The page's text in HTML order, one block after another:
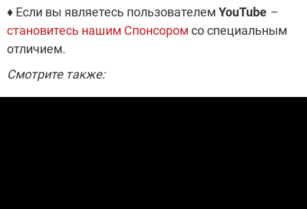
♦ Если вы являетесь пользователем YouTube –
становитесь нашим Спонсором со специальным
отличием.
Смотрите также: